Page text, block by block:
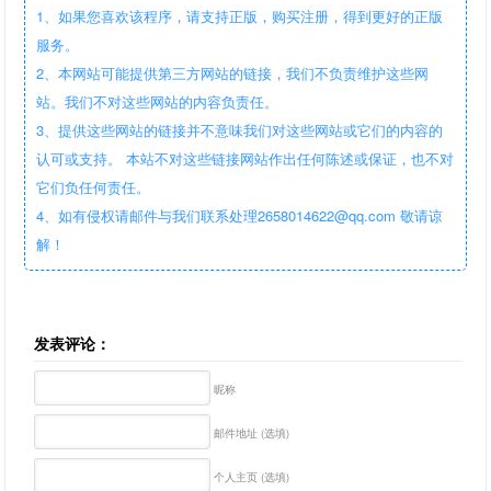
1、如果您喜欢该程序，请支持正版，购买注册，得到更好的正版
服务。
2、本网站可能提供第三方网站的链接，我们不负责维护这些网
站。我们不对这些网站的内容负责任。
3、提供这些网站的链接并不意味我们对这些网站或它们的内容的
认可或支持。 本站不对这些链接网站作出任何陈述或保证，也不对
它们负任何责任。
4、如有侵权请邮件与我们联系处理2658014622@qq.com 敬请谅
解！
发表评论：
昵称
邮件地址 (选填)
个人主页 (选填)